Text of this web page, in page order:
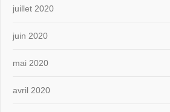
juillet 2020
juin 2020
mai 2020
avril 2020